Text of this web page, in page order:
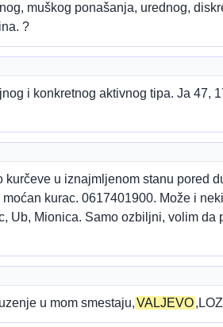
muškog ponašanja, urednog,
?
i konkretnog aktivnog tipa. Ja 47,
u iznajmljenom stanu pored
kurac. 0617401900. Može i
Ub, Mionica. Samo ozbiljni, volim da
u mom smestaju,VALJEVO